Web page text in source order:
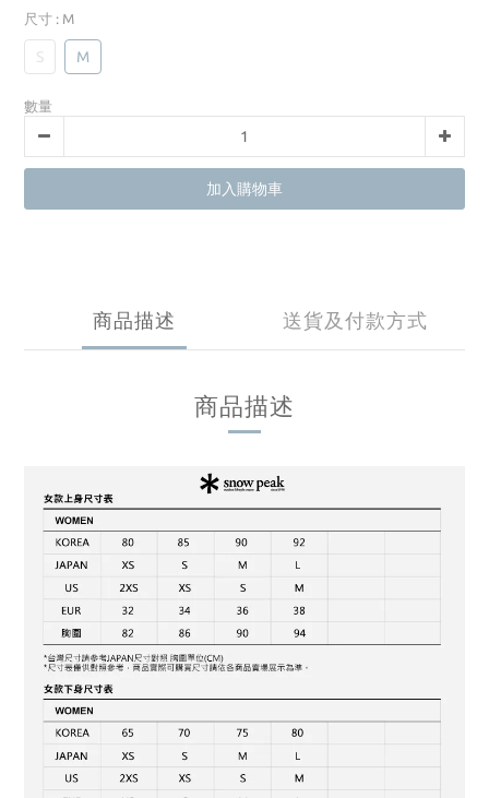
尺寸 : M
S M
數量
加入購物車
商品描述 送貨及付款方式
商品描述